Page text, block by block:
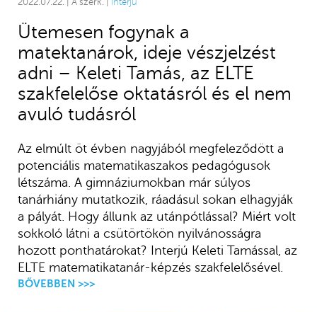
Ütemesen fogynak a
matektanárok, ideje vészjelzést
adni – Keleti Tamás, az ELTE
szakfelelőse oktatásról és el nem
avuló tudásról
Az elmúlt öt évben nagyjából megfeleződött a
potenciális matematikaszakos pedagógusok
létszáma. A gimnáziumokban már súlyos
tanárhiány mutatkozik, ráadásul sokan elhagyják
a pályát. Hogy állunk az utánpótlással? Miért volt
sokkoló látni a csütörtökön nyilvánosságra
hozott ponthatárokat? Interjú Keleti Tamással, az
ELTE matematikatanár-képzés szakfelelősével.
BŐVEBBEN >>>